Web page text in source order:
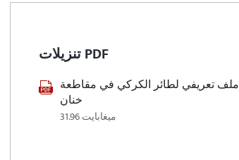
تنزيلات PDF
ملف تعريفي لطائر الكركي في مقاطعة
خنان
31.96 ميغابايت